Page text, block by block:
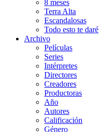
8 meses
Terra Alta
Escandalosas
Todo esto te daré
Archivo
Películas
Series
Intérpretes
Directores
Creadores
Productoras
Año
Autores
Calificación
Género